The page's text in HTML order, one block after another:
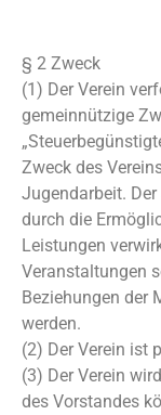
§ 2 Zweck
(1) Der Verein
gemeinnützige
Zweck des
Jugendarbeit.
durch die
Leistungen
Veranstaltungen
Beziehungen der
werden.
(2) Der Verein ist
(3) Der Verein
des Vorstandes